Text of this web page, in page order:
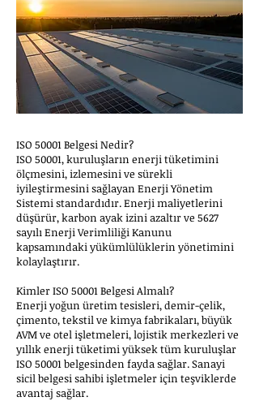
ISO 50001 Belgesi Nedir?
ISO 50001, kuruluşların enerji tüketimini
ölçmesini, izlemesini ve sürekli
iyileştirmesini sağlayan Enerji Yönetim
Sistemi standardıdır. Enerji maliyetlerini
düşürür, karbon ayak izini azaltır ve 5627
sayılı Enerji Verimliliği Kanunu
kapsamındaki yükümlülüklerin yönetimini
kolaylaştırır.
Kimler ISO 50001 Belgesi Almalı?
Enerji yoğun üretim tesisleri, demir-çelik,
çimento, tekstil ve kimya fabrikaları, büyük
AVM ve otel işletmeleri, lojistik merkezleri ve
yıllık enerji tüketimi yüksek tüm kuruluşlar
ISO 50001 belgesinden fayda sağlar. Sanayi
sicil belgesi sahibi işletmeler için teşviklerde
avantaj sağlar.